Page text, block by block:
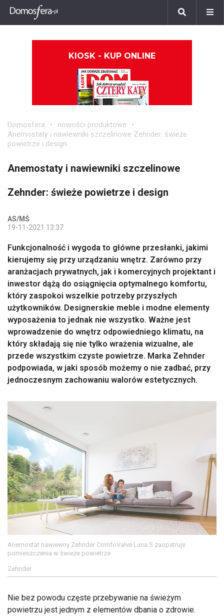
KIOSK - KUP ONLINE
Domosfera
nowości produktowe
Anemostaty i nawiewniki szczelinowe Zehnder: świeże
powietrze i design
Anemostaty i nawiewniki szczelinowe
Zehnder: świeże powietrze i design
AS/MŚ
19-11-2021 13:37
Funkcjonalność i wygoda to główne przesłanki, jakimi
kierujemy się przy urządzaniu wnętrz. Zarówno przy
aranżacjach prywatnych, jak i komercyjnych projektant i
inwestor dążą do osiągnięcia optymalnego komfortu,
który zaspokoi wszelkie potrzeby przyszłych
użytkowników. Designerskie meble i modne elementy
wyposażenia to jednak nie wszystko. Ważne jest
wprowadzenie do wnętrz odpowiedniego klimatu, na
który składają się nie tylko wrażenia wizualne, ale
przede wszystkim czyste powietrze. Marka Zehnder
podpowiada, w jaki sposób możemy o nie zadbać, przy
jednoczesnym zachowaniu walorów estetycznych.
Anemostat nawiewny Zehnder ComfoValve Luna S zaopatruje
pomieszczenia w świeże powietrze
Zehnder
Nie bez powodu częste przebywanie na świeżym
powietrzu jest jednym z elementów dbania o zdrowie.